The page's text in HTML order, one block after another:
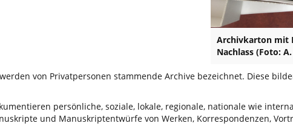
Archivkarton mit
Nachlass (Foto:
von Privatpersonen stammende Archive bezeichnet. Diese
persönliche, soziale, lokale, regionale, nationale wie
und Manuskriptentwürfe von Werken, Korrespondenzen,